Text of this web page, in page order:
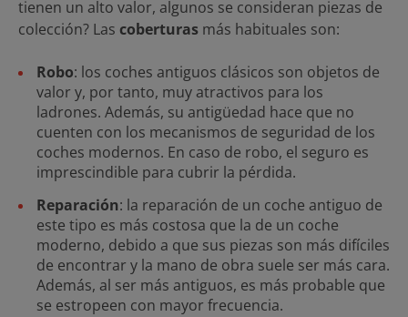
tienen un alto valor, algunos se consideran piezas de
colección? Las coberturas más habituales son:
Robo: los coches antiguos clásicos son objetos de
valor y, por tanto, muy atractivos para los
ladrones. Además, su antigüedad hace que no
cuenten con los mecanismos de seguridad de los
coches modernos. En caso de robo, el seguro es
imprescindible para cubrir la pérdida.
Reparación: la reparación de un coche antiguo de
este tipo es más costosa que la de un coche
moderno, debido a que sus piezas son más difíciles
de encontrar y la mano de obra suele ser más cara.
Además, al ser más antiguos, es más probable que
se estropeen con mayor frecuencia.